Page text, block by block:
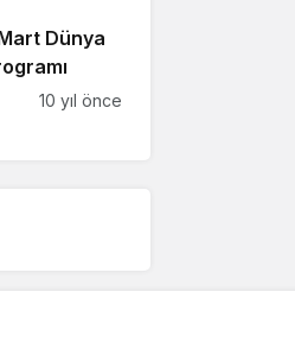
Dünya
10 yıl önce